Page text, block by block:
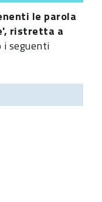
le parola
ristretta a
seguenti